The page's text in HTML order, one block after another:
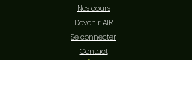
Nos cours
Devenir AIR
Se connecter
Contact